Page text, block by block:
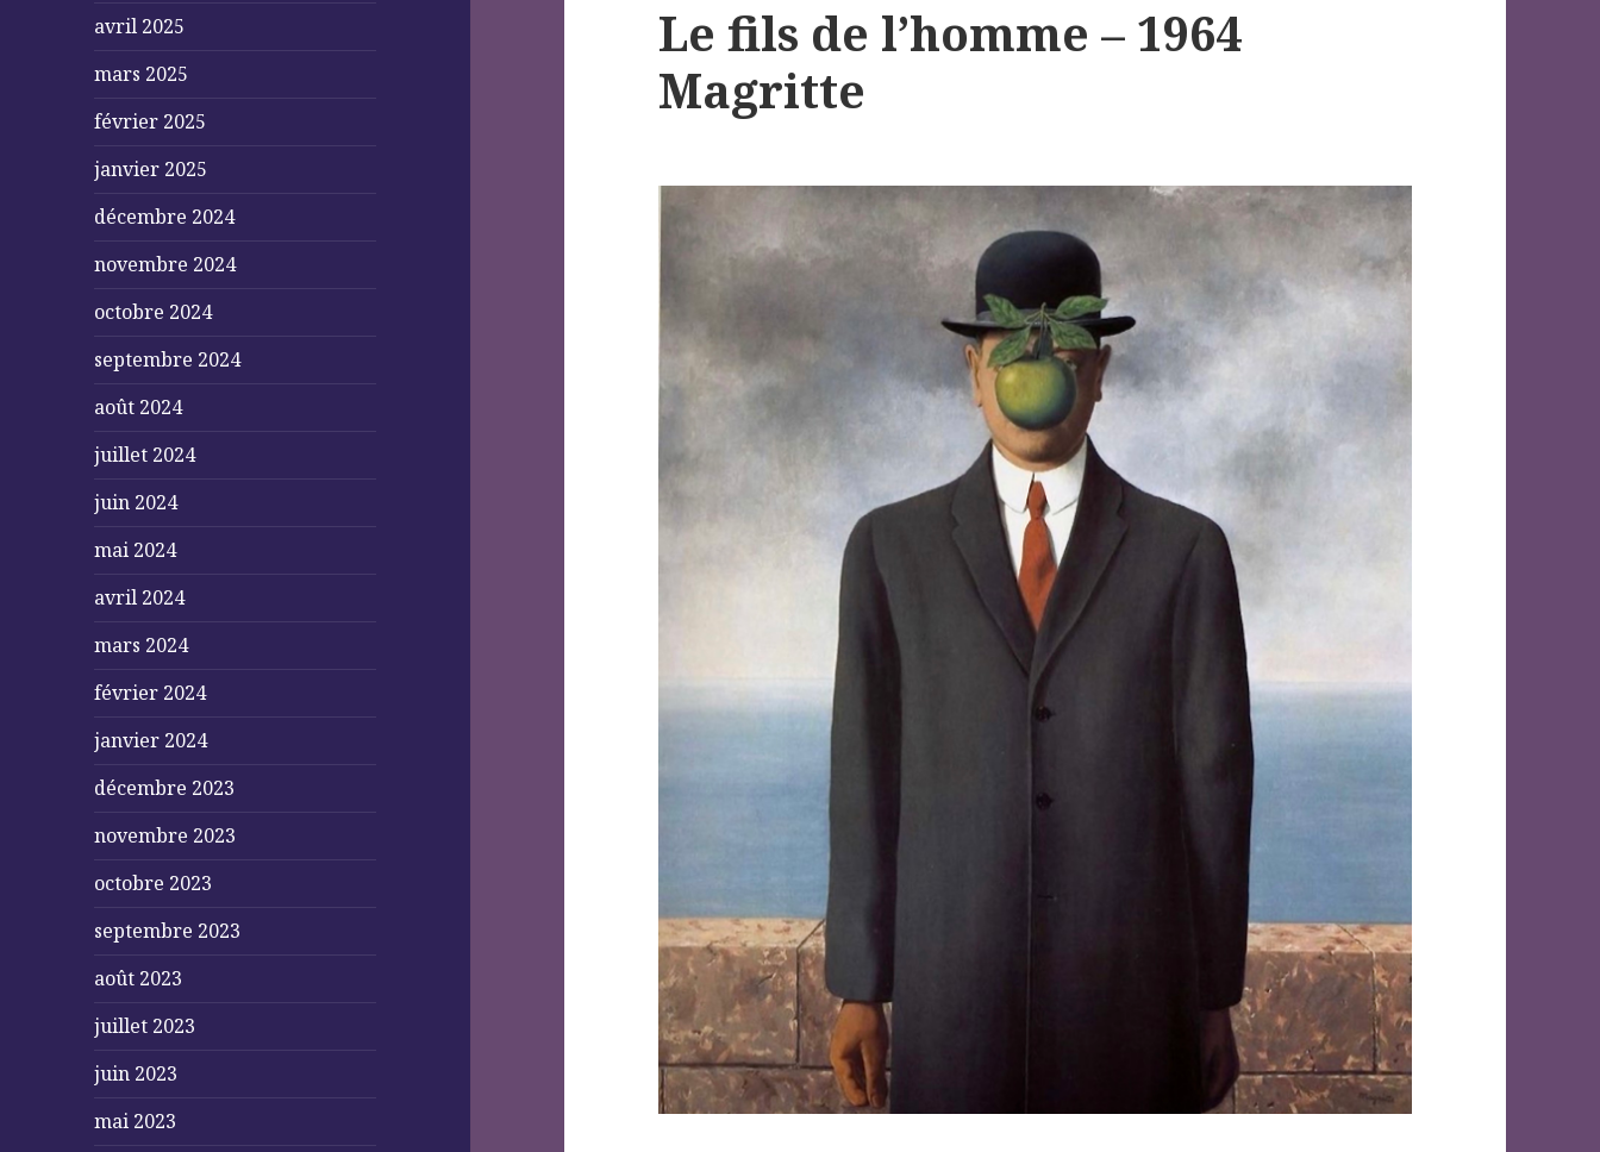
avril 2025
mars 2025
février 2025
janvier 2025
décembre 2024
novembre 2024
octobre 2024
septembre 2024
août 2024
juillet 2024
juin 2024
mai 2024
avril 2024
mars 2024
février 2024
janvier 2024
décembre 2023
novembre 2023
octobre 2023
septembre 2023
août 2023
juillet 2023
juin 2023
mai 2023
Le fils de l’homme – 1964
Magritte